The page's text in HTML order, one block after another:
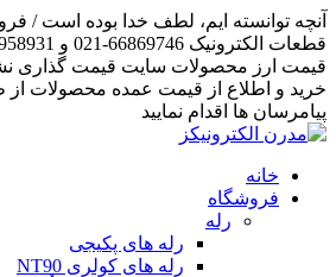
آنچه توانسته ایم، لطف خدا بوده است /
قیمت ارز محصولات سایت قیمت گذاری
خرید و اطلاع از قیمت عمده محصولات از
پیامرسان ها اقدام نمایید
خانه
فروشگاه
رله
رله های پکیجی
رله های کولری NT90